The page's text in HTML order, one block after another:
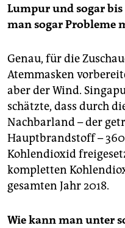
Lumpur und sogar
man sogar Probleme
Genau, für die
Atemmasken
aber der Wind.
schätzte, dass durch
Nachbarland – der
Hauptbrandstoff –
Kohlendioxid
kompletten
gesamten Jahr 2018.
Wie kann man unter